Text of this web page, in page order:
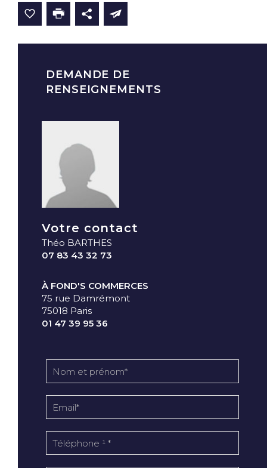
DEMANDE DE
RENSEIGNEMENTS
Votre contact
Théo BARTHES
07 83 43 32 73
À FOND'S COMMERCES
75 rue Damrémont
75018 Paris
01 47 39 95 36